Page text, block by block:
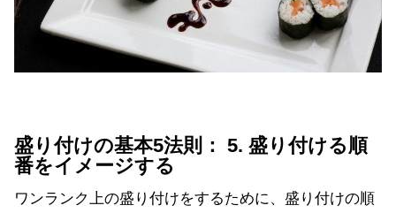
盛り付けの基本5法則： 5. 盛り付ける順
番をイメージする
ワンランク上の盛り付けをするために、盛り付けの順